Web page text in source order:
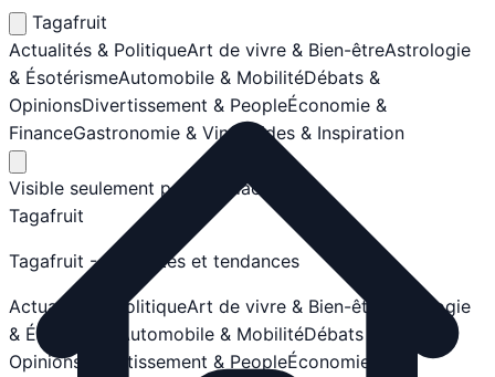
Tagafruit
Actualités & PolitiqueArt de vivre & Bien-êtreAstrologie
& ÉsotérismeAutomobile & MobilitéDébats &
OpinionsDivertissement & PeopleÉconomie &
FinanceGastronomie & Vins Guides & Inspiration
Visible seulement par la rédaction.
Tagafruit
Tagafruit - Actualités et tendances
Actualités & PolitiqueArt de vivre & Bien-être
Astrologie
& Ésotérisme
Automobile & MobilitéDébats &
Opinions
Divertissement & PeopleÉconomie &